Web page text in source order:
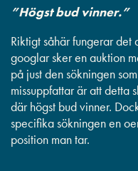
”Högst bud vinner.”
Riktigt såhär fungerar
googlar sker en auktion
på just den sökningen
missuppfattar är att detta
där högst bud vinner.
specifika sökningen en
position man tar.